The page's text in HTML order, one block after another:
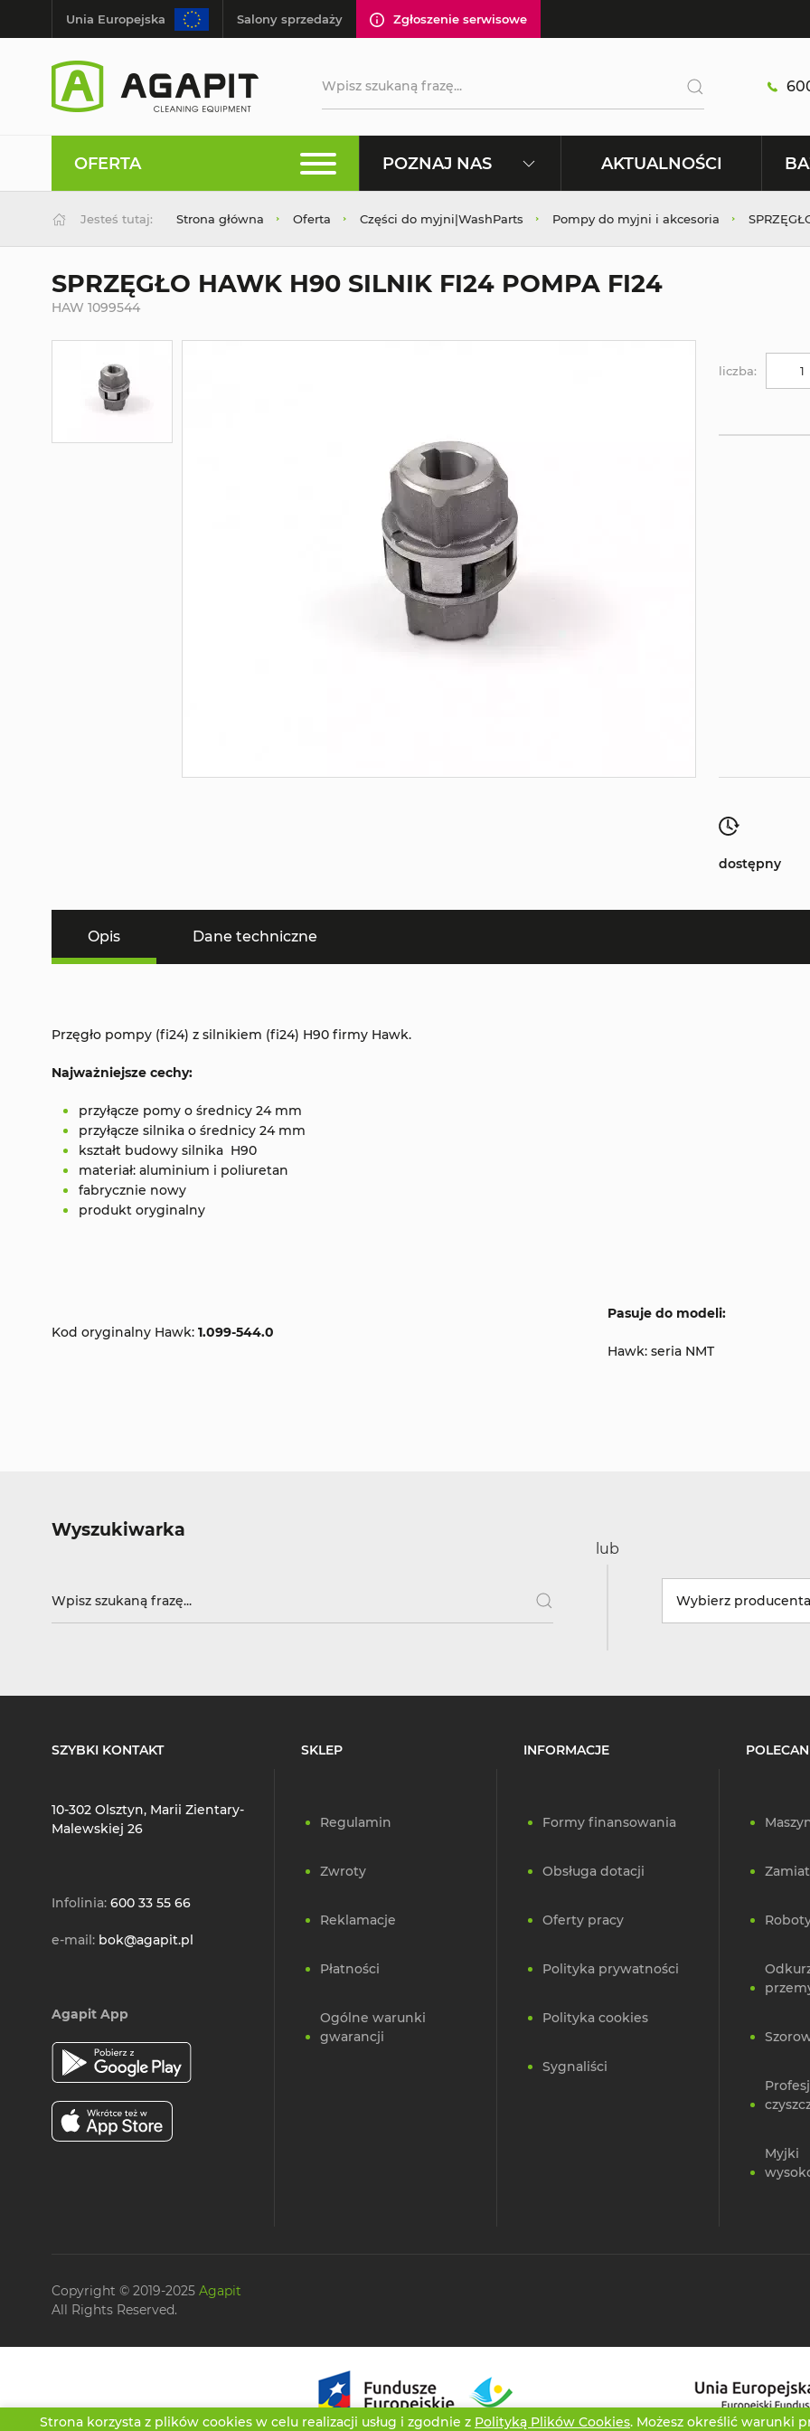
Strona korzysta z plików cookies w celu realizacji usług i zgodnie z Polityką Plików Cookies. Możesz określić warunki
Unia Europejska Salony sprzedaży Zgłoszenie serwisowe
OFERTA POZNAJ NAS AKTUALNOŚCI
Jesteś tutaj: Strona główna Oferta Części do myjni|WashParts Pompy do myjni i akcesoria
SPRZĘGŁO HAWK H90 SILNIK FI24 POMPA FI24
HAW 1099544
liczba:
dostępny
Opis Dane techniczne
Przęgło pompy (fi24) z silnikiem (fi24) H90 firmy Hawk.
Najważniejsze cechy:
przyłącze pomy o średnicy 24 mm
przyłącze silnika o średnicy 24 mm
kształt budowy silnika H90
materiał: aluminium i poliuretan
fabrycznie nowy
produkt oryginalny
Kod oryginalny Hawk: 1.099-544.0
Pasuje do modeli:
Hawk: seria NMT
Wyszukiwarka
lub
Wybierz producenta
SZYBKI KONTAKT
10-302 Olsztyn, Marii Zientary-
Malewskiej 26
Infolinia: 600 33 55 66
e-mail: bok@agapit.pl
Agapit App
SKLEP
Regulamin
Zwroty
Reklamacje
Płatności
Ogólne warunki
gwarancji
INFORMACJE
Formy finansowania
Obsługa dotacji
Oferty pracy
Polityka prywatności
Polityka cookies
Sygnaliści
Myjki
Copyright © 2019-2025 Agapit
All Rights Reserved.